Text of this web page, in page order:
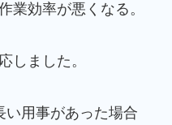
業効率が悪くなる。
しました。
い用事があった場合